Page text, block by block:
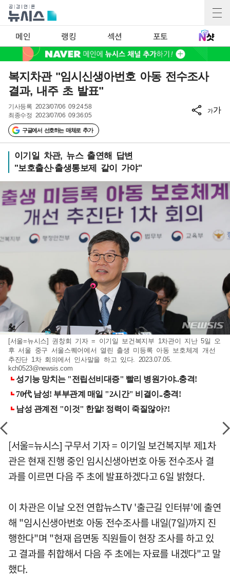
메인 랭킹 섹션 포토
복지차관 "임시신생아번호 아동 전수조사
결과, 내주 초 발표"
기사등록 2023/07/06 09:24:58
최종수정 2023/07/06 09:36:05
구글에서 선호하는 매체로 추가
가가
이기일 차관, 뉴스 출연해 답변
"보호출산·출생통보제 같이 가야"
[서울=뉴시스] 권창회 기자 = 이기일 보건복지부 1차관이 지난 5일 오
후 서울 중구 서울스퀘어에서 열린 출생 미등록 아동 보호체계 개선
추진단 1차 회의에서 인사말을 하고 있다. 2023.07.05.
kch0523@newsis.com
[서울=뉴시스] 구무서 기자 = 이기일 보건복지부 제1차
관은 현재 진행 중인 임시신생아번호 아동 전수조사 결
과를 이르면 다음 주 초에 발표하겠다고 6일 밝혔다.
이 차관은 이날 오전 연합뉴스TV '출근길 인터뷰'에 출연
해 "임시신생아번호 아동 전수조사를 내일(7일)까지 진
행한다"며 "현재 읍면동 직원들이 현장 조사를 하고 있
고 결과를 취합해서 다음 주 초에는 자료를 내겠다"고 말
했다.